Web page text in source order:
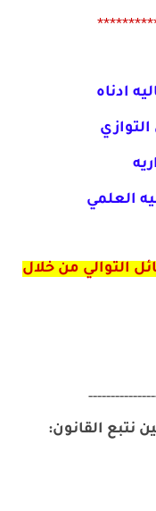
ادناه
العلمي
التوالي من خلال
نتبع القانون: